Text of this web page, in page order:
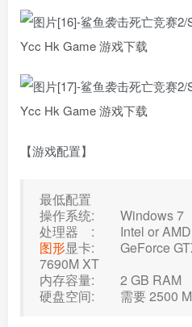
【游戏配置】
最低配置
操作系统: Windows 7
处理器 : Intel or AMD
图形显卡: GeForce
7690M XT
内存容量: 2 GB RAM
硬盘空间: 需要 2500